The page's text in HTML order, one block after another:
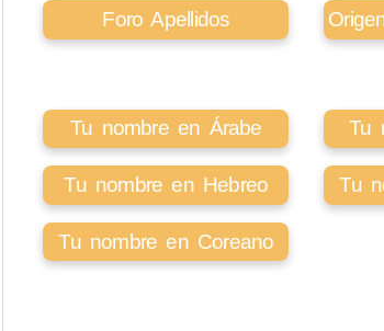
Foro Apellidos
Tu nombre en Árabe Tu
Tu nombre en Hebreo Tu
Tu nombre en Coreano